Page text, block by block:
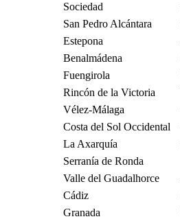
Sociedad
San Pedro Alcántara
Estepona
Benalmádena
Fuengirola
Rincón de la Victoria
Vélez-Málaga
Costa del Sol Occidental
La Axarquía
Serranía de Ronda
Valle del Guadalhorce
Cádiz
Granada